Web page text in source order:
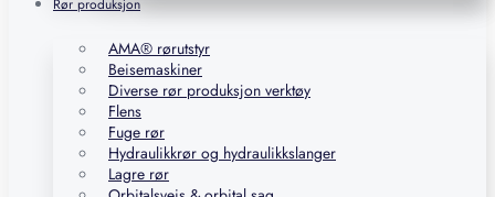
Rør produksjon
AMA® rørutstyr
Beisemaskiner
Diverse rør produksjon verktøy
Flens
Fuge rør
Hydraulikkrør og hydraulikkslanger
Lagre rør